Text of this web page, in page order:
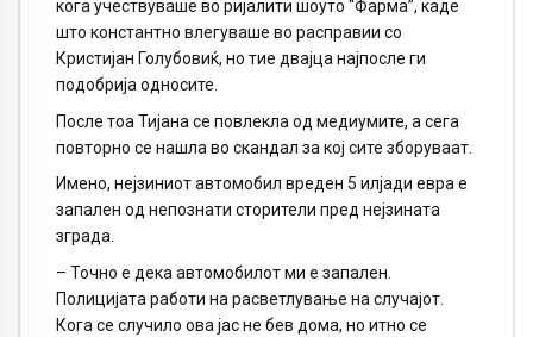
кога учествуваше во ријалити шоуто “Фарма”, каде
што константно влегуваше во расправии со
Кристијан Голубовиќ, но тие двајца најпосле ги
подобрија односите.
После тоа Тијана се повлекла од медиумите, а сега
повторно се нашла во скандал за кој сите зборуваат.
Имено, нејзиниот автомобил вреден 5 илјади евра е
запален од непознати сторители пред нејзината
зграда.
– Точно е дека автомобилот ми е запален.
Полицијата работи на расветлување на случајот.
Кога се случило ова јас не бев дома, но итно се